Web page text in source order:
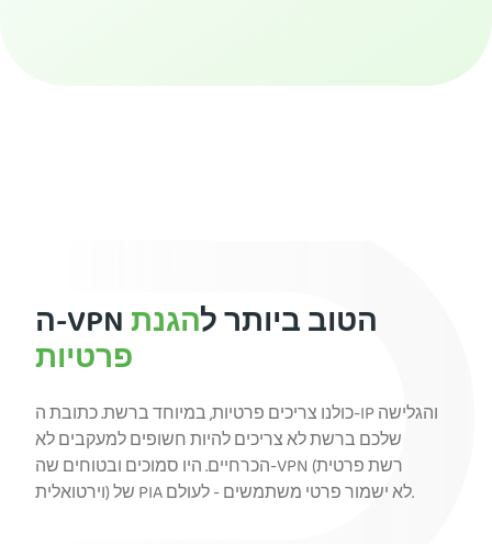
ה-VPN הטוב ביותר להגנת
פרטיות
כולנו צריכים פרטיות, במיוחד ברשת. כתובת ה-IP והגלישה
שלכם ברשת לא צריכים להיות חשופים למעקבים לא
הכרחיים. היו סמוכים ובטוחים שה-VPN (רשת פרטית
וירטואלית) של PIA לא ישמור פרטי משתמשים - לעולם.